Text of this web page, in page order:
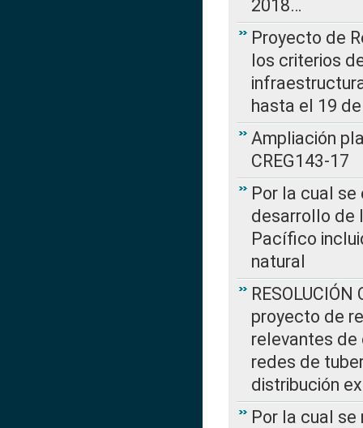
2018…
Proyecto de
los criterios
hasta el 19
Ampliación
CREG143-17
Por la cual
desarrollo de
Pacífico
natural
proyecto de
relevantes de
redes de
distribución
Por la cual se